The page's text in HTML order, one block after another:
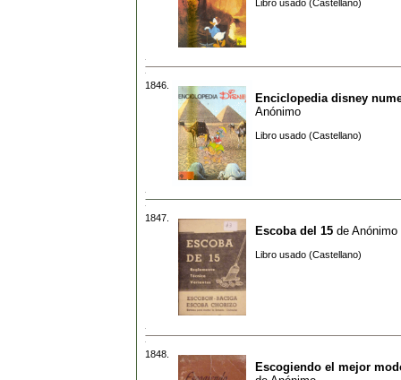
Libro usado (Castellano)
1846.
Enciclopedia disney
Anónimo
Libro usado (Castellano)
1847.
Escoba del 15 de Anónimo
Libro usado (Castellano)
1848.
Escogiendo el mejor